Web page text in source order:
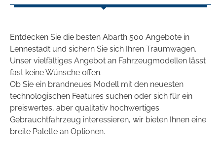
Entdecken Sie die besten Abarth 500 Angebote in
Lennestadt und sichern Sie sich Ihren Traumwagen.
Unser vielfältiges Angebot an Fahrzeugmodellen lässt
fast keine Wünsche offen.
Ob Sie ein brandneues Modell mit den neuesten
technologischen Features suchen oder sich für ein
preiswertes, aber qualitativ hochwertiges
Gebrauchtfahrzeug interessieren, wir bieten Ihnen eine
breite Palette an Optionen.